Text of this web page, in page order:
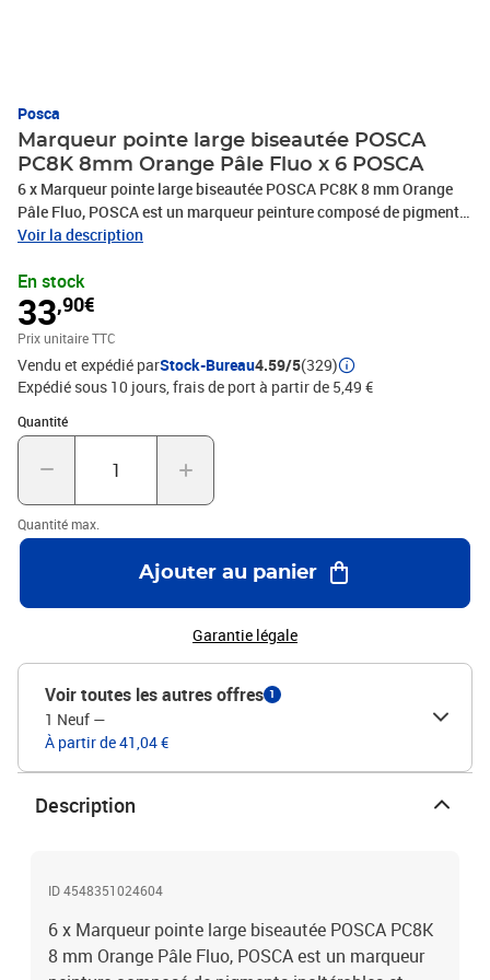
Posca
Marqueur pointe large biseautée POSCA
PC8K 8mm Orange Pâle Fluo x 6 POSCA
6 x Marqueur pointe large biseautée POSCA PC8K 8 mm Orange
Pâle Fluo, POSCA est un marqueur peinture composé de pigments
inaltérables et d'eau, conçu pour marquer, tracer, écrire, dessiner
l'acrylique est couvrante, opaque et d'aspect mat, Sans alcool,
sans solvant, elle est inodore, sèche rapidement et ne traverse pas
le papier, POSCA est un marqueur tout support, permanent sur
presque toutes les surfaces, il est effaçable sur les surfaces lisses
telles que le verre, Les couleurs POSCA sont resistantes, miscibles
et aquarellables avant séchage et superposables une fois sèche,
Plus de 40 couleurs disponibles, PHOTO NON CONTRACTUELLE
Voir la description
En stock
33,90€
Prix unitaire TTC
Vendu et expédié parStock-Bureau4.59/5(329)
Expédié sous 10 jours, frais de port à partir de 5,49 €
Quantité
Quantité : 1
Quantité max.
Ajouter au panier
Garantie légale
Voir toutes les autres offres 1
1 Neuf —
À partir de 41,04 €
Description
ID 4548351024604
6 x Marqueur pointe large biseautée POSCA PC8K
8 mm Orange Pâle Fluo, POSCA est un marqueur